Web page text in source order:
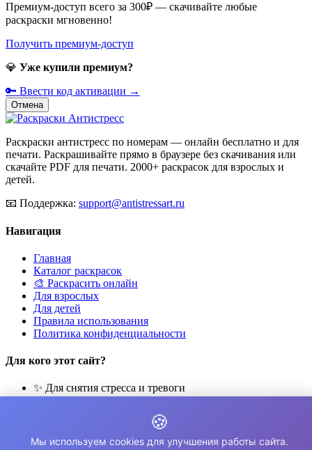
Премиум-доступ всего за 300₽ — скачивайте любые
раскраски мгновенно!
Получить премиум-доступ
💎 Уже купили премиум?
🔑 Ввести код активации →
Отмена
Раскраски антистресс по номерам — онлайн бесплатно и для
печати. Раскрашивайте прямо в браузере без скачивания или
скачайте PDF для печати. 2000+ раскрасок для взрослых и
детей.
📧 Поддержка: support@antistressart.ru
Навигация
Главная
Каталог раскрасок
🎨 Раскрасить онлайн
Для взрослых
Для детей
Правила использования
Политика конфиденциальности
Для кого этот сайт?
✨ Для снятия стресса и тревоги
🧘 Для медитации и расслабления
👨‍👩‍👧‍👦 Для семейного досуга
🍪
Мы используем cookies для улучшения работы сайта.